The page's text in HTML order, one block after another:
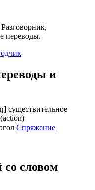
переводы.
и
существительное
(action)
Спряжение
словом